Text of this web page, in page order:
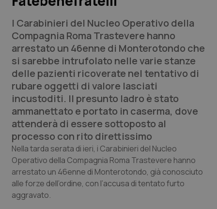
Lettere al direttore
Edizioni Regionali
QS Pro
Professionisti Sanitari.AI
Abruzzo
Basilicata
Calabria
Campania
QS Pro Gold
Artrite & artrosi
Asma & BPCO
Car-T
QS Club Newsletter
I Carabinieri del Nucleo Operativo della
Compagnia Roma Trastevere hanno
arrestato un 46enne di Monterotondo che
si sarebbe intrufolato nelle varie stanze
delle pazienti ricoverate nel tentativo di
rubare oggetti di valore lasciati
incustoditi. Il presunto ladro è stato
ammanettato e portato in caserma, dove
attenderà di essere sottoposto al
processo con rito direttissimo
Nella tarda serata di ieri, i Carabinieri del Nucleo
Operativo della Compagnia Roma Trastevere hanno
arrestato un 46enne di Monterotondo, già conosciuto
alle forze dell’ordine, con l’accusa di tentato furto
aggravato.